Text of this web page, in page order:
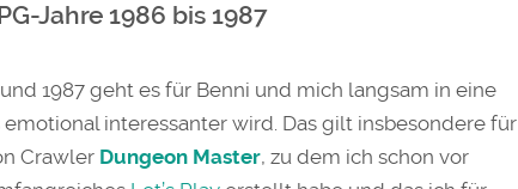
Jahre 1986 bis 1987
1987 geht es für Benni und mich langsam in eine
interessanter wird. Das gilt insbesondere für
Crawler Dungeon Master, zu dem ich schon vor